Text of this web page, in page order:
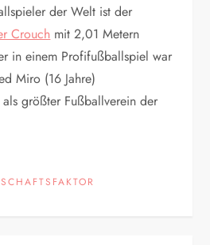
der Welt ist der
Crouch mit 2,01 Metern
in einem Profifußballspiel war
Miro (16 Jahre)
größter Fußballverein der